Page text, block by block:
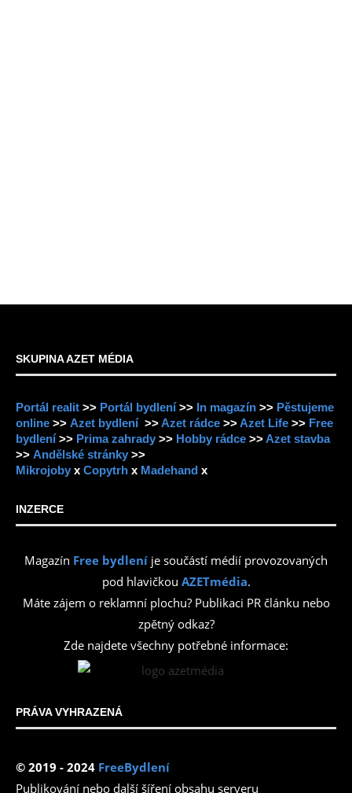
SKUPINA AZET MÉDIA
Portál realit >> Portál bydlení>> In magazín >> Pěstujeme
online >> Azet bydlení >>Azet rádce >>Azet Life >> Free
bydlení>> Prima zahrady >> Hobby rádce >>Azet stavba
>> Andělské stránky >>
Mikrojoby x Copytrh x Madehand x
INZERCE
Magazín Free bydlení je součástí médií provozovaných
pod hlavičkou AZETmédia.
Máte zájem o reklamní plochu? Publikaci PR článku nebo
zpětný odkaz?
Zde najdete všechny potřebné informace:
PRÁVA VYHRAZENÁ
© 2019 - 2024 FreeBydlení
Publikování nebo další šíření obsahu serveru